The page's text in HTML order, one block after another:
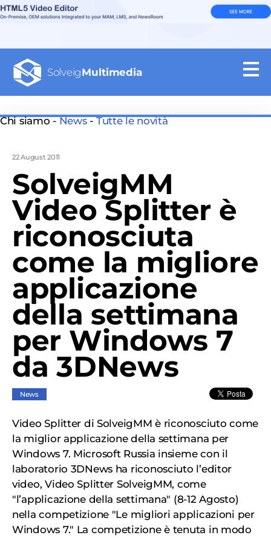
SolveigMultimedia
Chi siamo -News-Tutte le novità
22 August 2011
SolveigMM
Video Splitter è
riconosciuta
come la migliore
applicazione
della settimana
per Windows 7
da 3DNews
News
Video Splitter di SolveigMM è riconosciuto come
la miglior applicazione della settimana per
Windows 7. Microsoft Russia insieme con il
laboratorio 3DNews ha riconosciuto l’editor
video, Video Splitter SolveigMM, come
"l’applicazione della settimana" (8-12 Agosto)
nella competizione "Le migliori applicazioni per
Windows 7." La competizione è tenuta in modo